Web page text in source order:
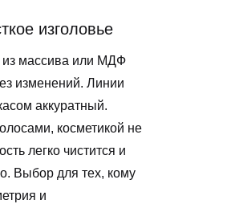
изголовье
из массива или МДФ
изменений. Линии
аккуратный.
косметикой не
легко чистится и
Выбор для тех, кому
и